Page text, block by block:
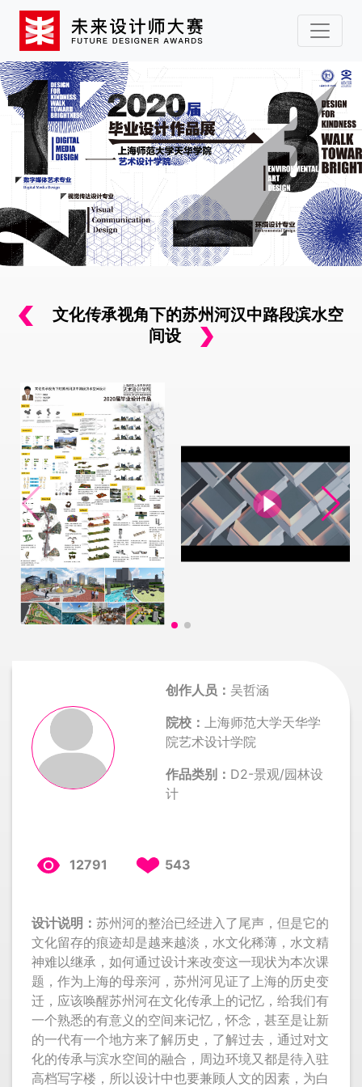
文化传承视角下的苏州河汉中路段滨水空
间设
创作人员： 吴哲涵
院校：
上海师范大学天华学
院艺术设计学院
作品类别： D2-景观/园林设
计
12791 543
设计说明： 苏州河的整治已经进入了尾声，但是它的
文化留存的痕迹却是越来越淡，水文化稀薄，水文精
神难以继承，如何通过设计来改变这一现状为本次课
题，作为上海的母亲河，苏州河见证了上海的历史变
迁，应该唤醒苏州河在文化传承上的记忆，给我们有
一个熟悉的有意义的空间来记忆，怀念，甚至是让新
的一代有一个地方来了解历史，了解过去，通过对文
化的传承与滨水空间的融合，周边环境又都是待入驻
高档写字楼，所以设计中也要兼顾人文的因素，为白